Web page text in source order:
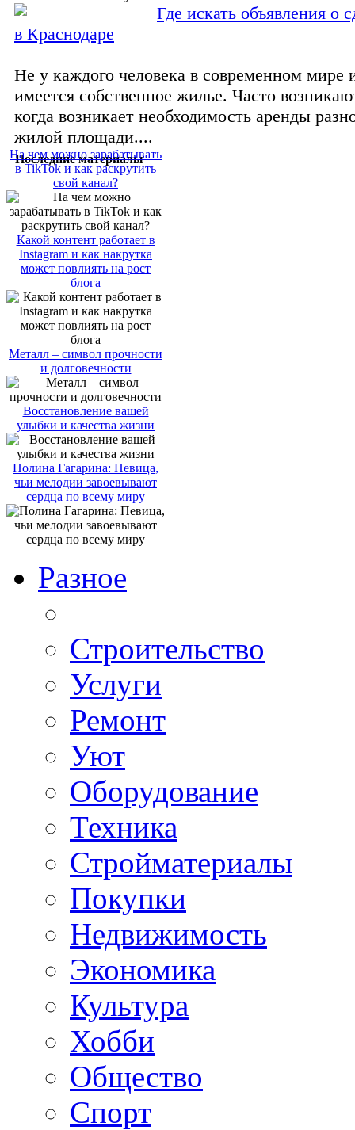
Где искать объявления о
в Краснодаре
Не у каждого человека в современном мире
имеется собственное жилье. Часто
когда возникает необходимость аренды
жилой площади....
Последние материалы
На чем можно зарабатывать
в TikTok и как раскрутить
свой канал?
Какой контент работает в
Instagram и как накрутка
может повлиять на рост
блога
Металл – символ прочности
и долговечности
Восстановление вашей
улыбки и качества жизни
Полина Гагарина: Певица,
чьи мелодии завоевывают
сердца по всему миру
Разное
Строительство
Услуги
Ремонт
Уют
Оборудование
Техника
Стройматериалы
Покупки
Недвижимость
Экономика
Культура
Хобби
Общество
Спорт